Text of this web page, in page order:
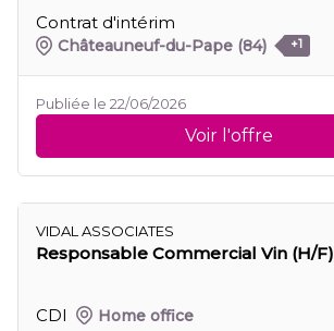
Contrat d'intérim
Châteauneuf-du-Pape (84) +1
Publiée le 22/06/2026
Voir l'offre
VIDAL ASSOCIATES
Responsable Commercial Vin (H/F)
CDI Home office